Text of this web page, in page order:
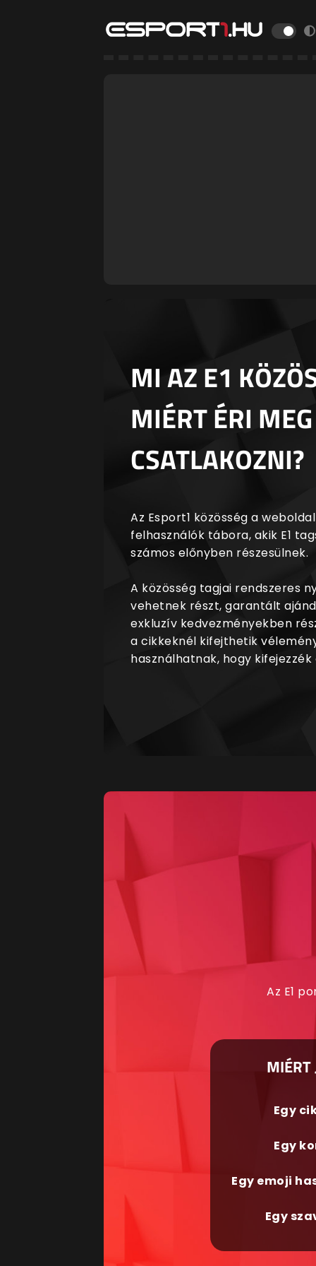
MI AZ E1
MIÉRT ÉRI MEG
CSATLAKOZNI?
Az Esport1 közösség a
felhasználók tábora, akik E1
számos előnyben részesülnek.
A közösség tagjai rendszeres
vehetnek részt, garantált
exkluzív kedvezményekben
a cikkeknél kifejthetik
használhatnak, hogy
Az E1
MIÉRT
Egy
Egy
Egy emoji
Egy